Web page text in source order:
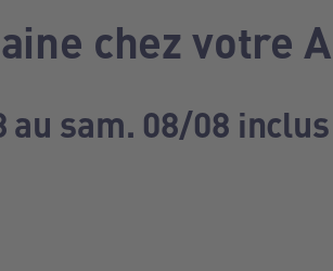
chez votre
au sam. 08/08 inclus